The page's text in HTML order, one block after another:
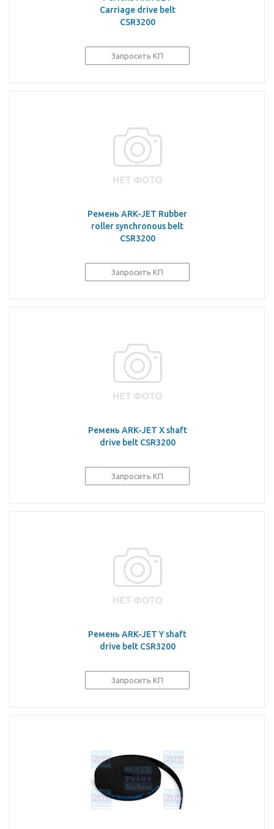
Carriage drive belt
CSR3200
Запросить КП
Ремень ARK-JET Rubber
roller synchronous belt
CSR3200
Запросить КП
Ремень ARK-JET X shaft
drive belt CSR3200
Запросить КП
Ремень ARK-JET Y shaft
drive belt CSR3200
Запросить КП